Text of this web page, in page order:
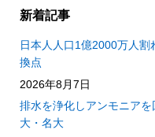
新着記事
日本人人口1億2000万人
換点
2026年8月7日
排水を浄化しアンモニア
大・名大